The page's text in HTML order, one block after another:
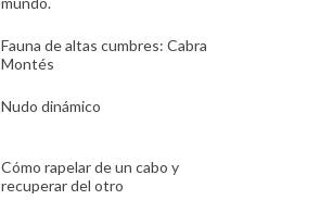
Fauna de altas cumbres: Cabra
Montés
Nudo dinámico
Cómo rapelar de un cabo y
recuperar del otro